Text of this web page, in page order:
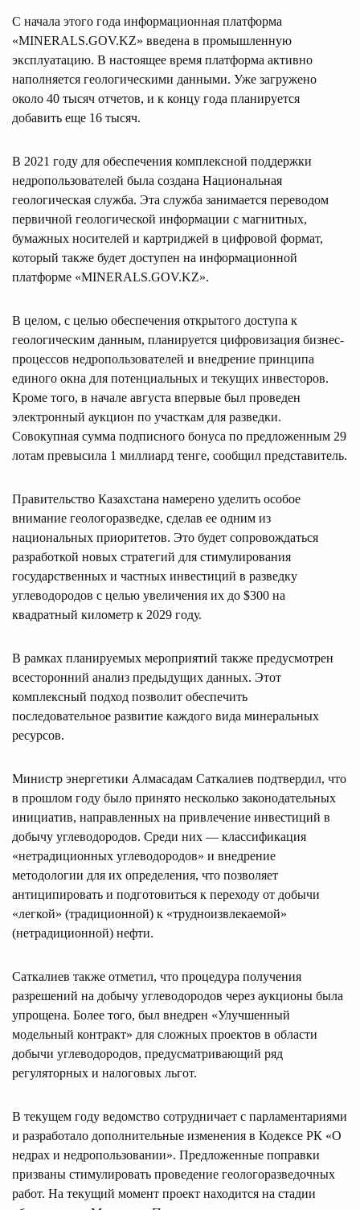
С начала этого года информационная платформа
«MINERALS.GOV.KZ» введена в промышленную
эксплуатацию. В настоящее время платформа активно
наполняется геологическими данными. Уже загружено
около 40 тысяч отчетов, и к концу года планируется
добавить еще 16 тысяч.
В 2021 году для обеспечения комплексной поддержки
недропользователей была создана Национальная
геологическая служба. Эта служба занимается переводом
первичной геологической информации с магнитных,
бумажных носителей и картриджей в цифровой формат,
который также будет доступен на информационной
платформе «MINERALS.GOV.KZ».
В целом, с целью обеспечения открытого доступа к
геологическим данным, планируется цифровизация бизнес-
процессов недропользователей и внедрение принципа
единого окна для потенциальных и текущих инвесторов.
Кроме того, в начале августа впервые был проведен
электронный аукцион по участкам для разведки.
Совокупная сумма подписного бонуса по предложенным 29
лотам превысила 1 миллиард тенге, сообщил представитель.
Правительство Казахстана намерено уделить особое
внимание геологоразведке, сделав ее одним из
национальных приоритетов. Это будет сопровождаться
разработкой новых стратегий для стимулирования
государственных и частных инвестиций в разведку
углеводородов с целью увеличения их до $300 на
квадратный километр к 2029 году.
В рамках планируемых мероприятий также предусмотрен
всесторонний анализ предыдущих данных. Этот
комплексный подход позволит обеспечить
последовательное развитие каждого вида минеральных
ресурсов.
Министр энергетики Алмасадам Саткалиев подтвердил, что
в прошлом году было принято несколько законодательных
инициатив, направленных на привлечение инвестиций в
добычу углеводородов. Среди них — классификация
«нетрадиционных углеводородов» и внедрение
методологии для их определения, что позволяет
антиципировать и подготовиться к переходу от добычи
«легкой» (традиционной) к «трудноизвлекаемой»
(нетрадиционной) нефти.
Саткалиев также отметил, что процедура получения
разрешений на добычу углеводородов через аукционы была
упрощена. Более того, был внедрен «Улучшенный
модельный контракт» для сложных проектов в области
добычи углеводородов, предусматривающий ряд
регуляторных и налоговых льгот.
В текущем году ведомство сотрудничает с парламентариями
и разработало дополнительные изменения в Кодексе РК «О
недрах и недропользовании». Предложенные поправки
призваны стимулировать проведение геологоразведочных
работ. На текущий момент проект находится на стадии